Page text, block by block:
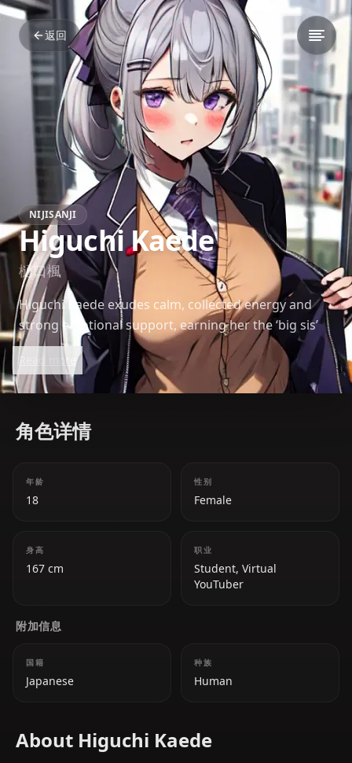
返回
NIJISANJI
Higuchi Kaede
樋口楓
Higuchi Kaede exudes calm, collected energy and
strong emotional support, earning her the ‘big sis’
reputation in Nijisanji. Her musical performances
and empathy stand out in the VTuber scene.
Read more
角色详情
年龄
18
性别
Female
身高
167 cm
职业
Student, Virtual
YouTuber
附加信息
国籍
Japanese
种族
Human
About Higuchi Kaede